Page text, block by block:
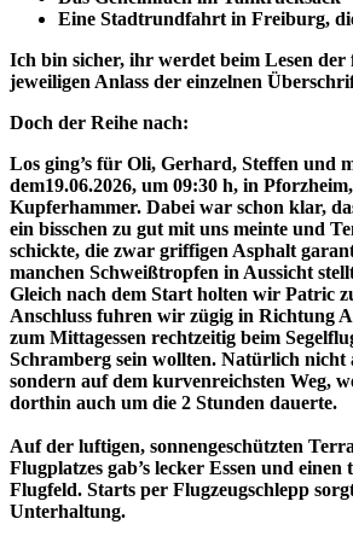
Eine Stadtrundfahrt in Freiburg,
Ich bin sicher, ihr werdet beim Lesen der
jeweiligen Anlass der einzelnen
Doch der Reihe nach:
Los ging’s für Oli, Gerhard, Steffen und
dem19.06.2026, um 09:30 h, in
Kupferhammer. Dabei war schon klar,
ein bisschen zu gut mit uns meinte und
schickte, die zwar griffigen Asphalt
manchen Schweißtropfen in Aussicht
Gleich nach dem Start holten wir Patric
Anschluss fuhren wir zügig in Richtung
zum Mittagessen rechtzeitig beim
Schramberg sein wollten. Natürlich nicht
sondern auf dem kurvenreichsten Weg,
dorthin auch um die 2 Stunden dauerte.
Auf der luftigen, sonnengeschützten
Flugplatzes gab’s lecker Essen und
Flugfeld. Starts per Flugzeugschlepp
Unterhaltung.